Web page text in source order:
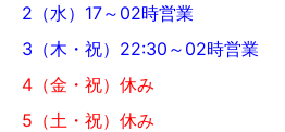
2（水）17～02時営業
3（木・祝）22:30～02時営業
4（金・祝）休み
5（土・祝）休み